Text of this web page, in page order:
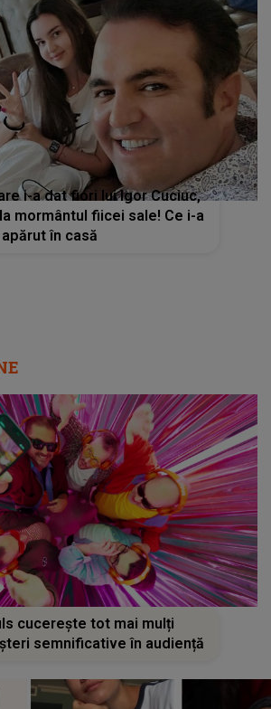
i-a dat fiori lui Igor Cuciuc,
mormântul fiicei sale! Ce i-a
apărut în casă
cucerește tot mai mulți
semnificative în audiență